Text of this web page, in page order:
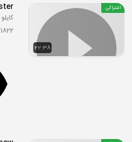
22:38
اشتراکی
کایلو Caillou
1822